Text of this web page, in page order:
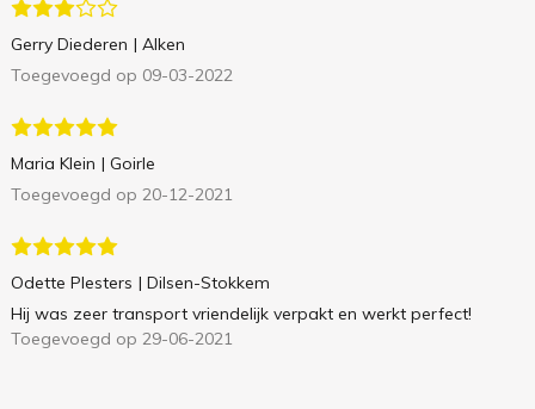
Gerry Diederen | Alken
Toegevoegd op 09-03-2022
Maria Klein | Goirle
Toegevoegd op 20-12-2021
Odette Plesters | Dilsen-Stokkem
Hij was zeer transport vriendelijk verpakt en werkt perfect!
Toegevoegd op 29-06-2021